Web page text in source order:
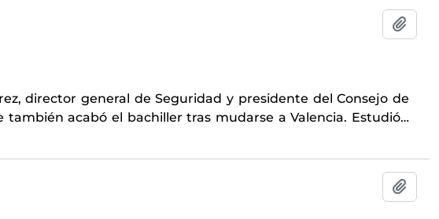
director general de Seguridad y presidente del Consejo de
también acabó el bachiller tras mudarse a Valencia. Estudió…